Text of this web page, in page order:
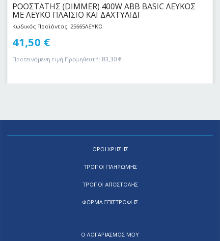
ΡΟΟΣΤΑΤΗΣ (DIMMER) 400W ABB BASIC ΛΕΥΚΟΣ
ΜΕ ΛΕΥΚΟ ΠΛΑΙΣΙΟ ΚΑΙ ΔΑΧΤΥΛΙΔΙ
Κωδικός Προϊόντος: 25665ΛΕΥΚΟ
41,50 €
Προτεινόμενη τιμή Προμηθευτή: 83,30€
ΟΡΟΙ ΧΡΗΣΗΣ
ΤΡΟΠΟΙ ΠΛΗΡΩΜΗΣ
ΤΡΟΠΟΙ ΑΠΟΣΤΟΛΗΣ
ΦΟΡΜΑ ΕΠΙΣΤΡΟΦΗΣ
Ο ΛΟΓΑΡΙΑΣΜΟΣ ΜΟΥ